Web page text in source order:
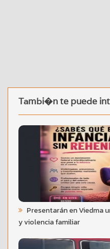
Tambi�n te puede
Presentarán en Viedma
y violencia familiar